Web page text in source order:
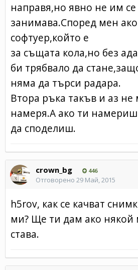
направя,но явно не им се
занимава.Според мен
софтуер,който е
за същата кола,но без
би трябвало да
няма да търси радара.
Втора ръка такъв и аз не
намеря.А ако ти
да споделиш.
crown_bg 446
Отговорено 29 Май, 2015
h5rov, как се качват
ми? Ще ти дам ако някой
става.